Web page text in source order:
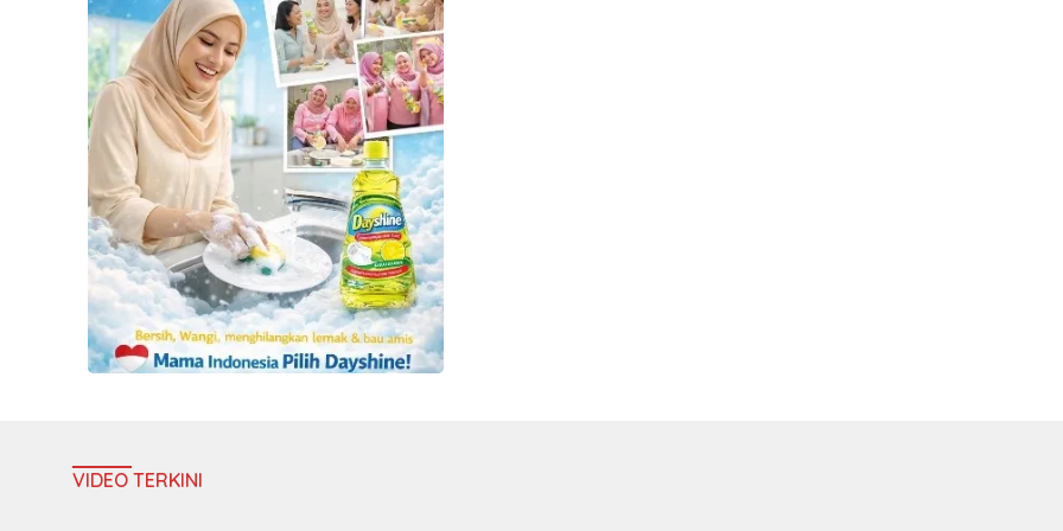
VIDEO TERKINI